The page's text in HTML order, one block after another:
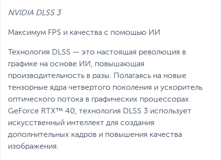
NVIDIA DLSS 3
Максимум FPS и качества с помощью ИИ
Технология DLSS — это настоящая революция в
графике на основе ИИ, повышающая
производительность в разы. Полагаясь на новые
тензорные ядра четвертого поколения и ускоритель
оптического потока в графических процессорах
GeForce RTX™ 40, технология DLSS 3 использует
искусственный интеллект для создания
дополнительных кадров и повышения качества
изображения.